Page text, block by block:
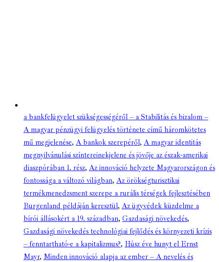
a bankfelügyelet szükségességéről – a Stabilitás és bizalom –
A magyar pénzügyi felügyelés története című háromkötetes
mű megjelenése, A bankok szerepéről, A magyar identitás
megnyilvánulási színtereinekjelene és jövője az észak-amerikai
diaszpórában 1. rész, Az innováció helyzete Magyarországon és
fontossága a változó világban, Az örökségturisztikai
termékmenedzsment szerepe a rurális térségek fejlesztésében
Burgenland példáján keresztül, Az ügyvédek küzdelme a
bírói állásokért a 19. században, Gazdasági növekedés,
Gazdasági növekedés technológiai fejlődés és környezeti krízis
– fenntartható-e a kapitalizmus?, Húsz éve hunyt el Ernst
Mayr, Minden innováció alapja az ember – A nevelés és